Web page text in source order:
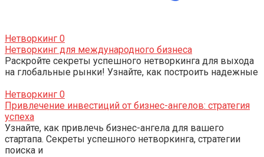
Нетворкинг 0
Нетворкинг для международного бизнеса
Раскройте секреты успешного нетворкинга для выхода
на глобальные рынки! Узнайте, как построить надежные
Нетворкинг 0
Привлечение инвестиций от бизнес-ангелов: стратегия
успеха
Узнайте, как привлечь бизнес-ангела для вашего
стартапа. Секреты успешного нетворкинга, стратегии
поиска и